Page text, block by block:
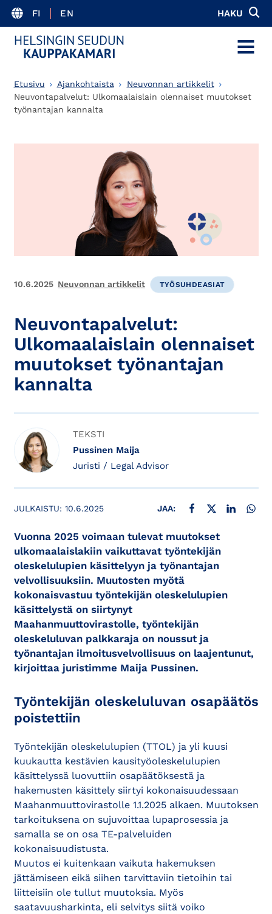
FI EN HAKU
MENU
Etusivu Ajankohtaista
Neuvonnan artikkelit
Neuvontapalvelut: Ulkomaalaislain olennaiset muutokset
työnantajan kannalta
10.6.2025 Neuvonnan artikkelit TYÖSUHDEASIAT
Neuvontapalvelut:
Ulkomaalaislain olennaiset
muutokset työnantajan
kannalta
TEKSTI
Pussinen Maija
Juristi / Legal Advisor
JULKAISTU: 10.6.2025 JAA: JAA FACEBOOKISSA
JAA X:SSÄ JAA
Vuonna 2025 voimaan tulevat muutokset
ulkomaalaislakiin vaikuttavat työntekijän
oleskelulupien käsittelyyn ja työnantajan
velvollisuuksiin. Muutosten myötä
kokonaisvastuu työntekijän oleskelulupien
käsittelystä on siirtynyt
Maahanmuuttovirastolle, työntekijän
oleskeluluvan palkkaraja on noussut ja
työnantajan ilmoitusvelvollisuus on laajentunut,
kirjoittaa juristimme Maija Pussinen.
Työntekijän oleskeluluvan osapäätös
poistettiin
Työntekijän oleskelulupien (TTOL) ja yli kuusi
kuukautta kestävien kausityöoleskelulupien
käsittelyssä luovuttiin osapäätöksestä ja
hakemusten käsittely siirtyi kokonaisuudessaan
Maahanmuuttovirastolle 1.1.2025 alkaen. Muutoksen
tarkoituksena on sujuvoittaa lupaprosessia ja
samalla se on osa TE-palveluiden
kokonaisuudistusta.
Muutos ei kuitenkaan vaikuta hakemuksen
jättämiseen eikä siihen tarvittaviin tietoihin tai
liitteisiin ole tullut muutoksia. Myös
saatavuusharkinta, eli selvitys siitä voiko